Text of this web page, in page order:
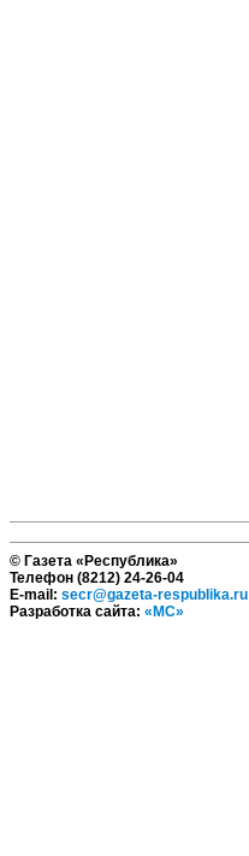
© Газета «Республика»
Телефон (8212) 24-26-04
E-mail: secr@gazeta-respublika.ru
Разработка сайта: «МС»